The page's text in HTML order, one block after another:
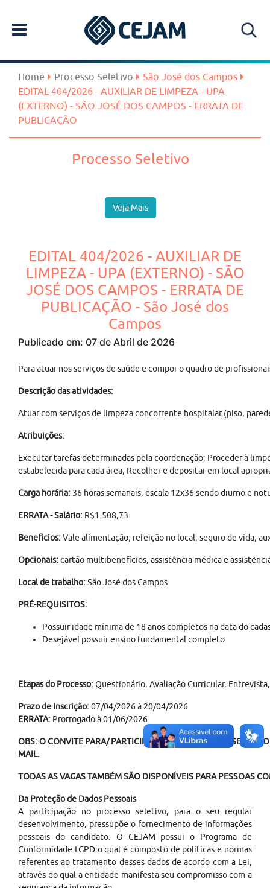
Home Processo Seletivo
São José dos Campos
EDITAL 404/2026 - AUXILIAR DE LIMPEZA - UPA
(EXTERNO) - SÃO JOSÉ DOS CAMPOS - ERRATA DE
PUBLICAÇÃO
Processo Seletivo
Veja Mais
EDITAL 404/2026 - AUXILIAR DE
LIMPEZA - UPA (EXTERNO) - SÃO
JOSÉ DOS CAMPOS - ERRATA DE
PUBLICAÇÃO - São José dos
Campos
Publicado em: 07 de Abril de 2026
Para atuar nos serviços de saúde e compor o quadro de
Descrição das atividades:
Atuar com serviços de limpeza concorrente hospitalar (piso,
Atribuições:
Executar tarefas determinadas pela coordenação; Proceder à
estabelecida para cada área; Recolher e depositar em local
Carga horária: 36 horas semanais, escala 12x36 sendo diurno e
ERRATA - Salário: R$1.508,73
Benefícios:Vale alimentação; refeição no local; seguro de vida;
Opcionais:cartão multibenefícios, assistência médica e
Local de trabalho:São José dos Campos
PRÉ-REQUISITOS:
Possuir idade mínima de 18 anos completos na data do
Desejável possuir ensino fundamental completo
Etapas do Processo:Questionário, Avaliação Curricular,
Prazo de Inscrição:07/04/2026 à 20/04/2026
ERRATA: Prorrogado à 01/06/2026
OBS: O CONVITE PARA/ PARTICIPAÇÃO NO PROCESSO
MAIL.
TODAS AS VAGAS TAMBÉM SÃO DISPONÍVEIS PARA PESSOAS
Da Proteção de Dados Pessoais
A participação no processo seletivo, para o seu regular
desenvolvimento, pressupõe o fornecimento de informações
pessoais do candidato. O CEJAM possui o Programa de
Conformidade LGPD o qual é composto de políticas e normas
referentes ao tratamento desses dados de acordo com a Lei,
através do qual a entidade manifesta seu compromisso com a